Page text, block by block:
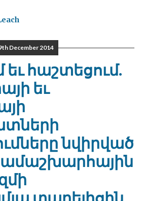
December 2014
եւ հաշտեցում.
եւ
նվիրված